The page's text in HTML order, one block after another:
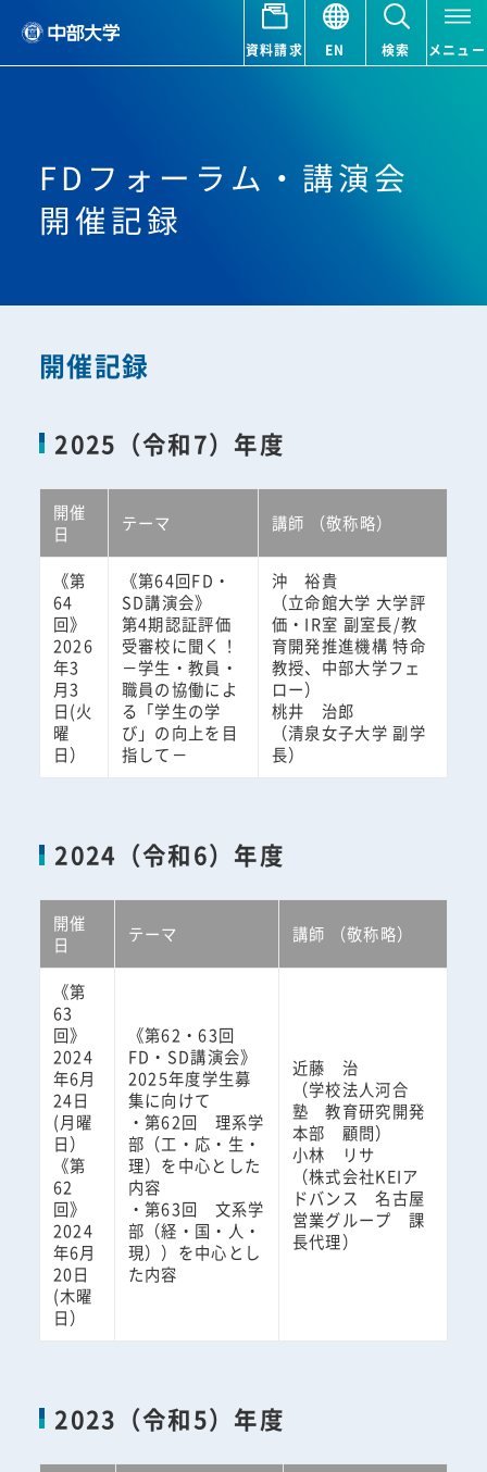
資料請求 EN 検索 メニュー
FDフォーラム・講演会
開催記録
開催記録
2025（令和7）年度
開催
日
テーマ 講師 （敬称略）
《第
64
回》
2026
年3
月3
日(火
曜
日）
《第64回FD・
SD講演会》
第4期認証評価
受審校に聞く！
－学生・教員・
職員の協働によ
る「学生の学
び」の向上を目
指して－
沖 裕貴
（立命館大学 大学評
価・IR室 副室長/教
育開発推進機構 特命
教授、中部大学フェ
ロー）
桃井 治郎
（清泉女子大学 副学
長）
2024（令和6）年度
開催
日
テーマ 講師 （敬称略）
《第
63
回》
2024
年6月
24日
(月曜
日）
《第
62
回》
2024
年6月
20日
(木曜
日）
《第62・63回
FD・SD講演会》
2025年度学生募
集に向けて
・第62回 理系学
部（工・応・生・
理）を中心とした
内容
・第63回 文系学
部（経・国・人・
現））を中心とし
た内容
近藤 治
（学校法人河合
塾 教育研究開発
本部 顧問）
小林 リサ
（株式会社KEIア
ドバンス 名古屋
営業グループ 課
長代理）
2023（令和5）年度